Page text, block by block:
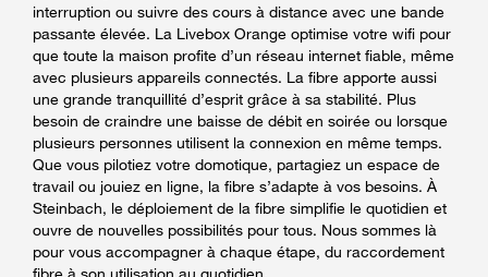
interruption ou suivre des cours à distance avec une bande
passante élevée. La Livebox Orange optimise votre wifi pour
que toute la maison profite d’un réseau internet fiable, même
avec plusieurs appareils connectés. La fibre apporte aussi
une grande tranquillité d’esprit grâce à sa stabilité. Plus
besoin de craindre une baisse de débit en soirée ou lorsque
plusieurs personnes utilisent la connexion en même temps.
Que vous pilotiez votre domotique, partagiez un espace de
travail ou jouiez en ligne, la fibre s’adapte à vos besoins. À
Steinbach, le déploiement de la fibre simplifie le quotidien et
ouvre de nouvelles possibilités pour tous. Nous sommes là
pour vous accompagner à chaque étape, du raccordement
fibre à son utilisation au quotidien.